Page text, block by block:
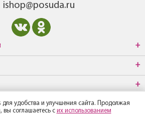
ishop@posuda.ru
удобства и улучшения сайта. Продолжая
вы соглашаетесь с их использованием